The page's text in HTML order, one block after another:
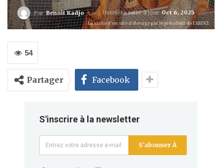
ParBenoit Kadjo Dernière mise à jour Oct 6, 2025
La visite d'un site d'élevage par le président de l’ARDCI.
54
Partager Facebook
S'inscrire à la newsletter
S'abonner À